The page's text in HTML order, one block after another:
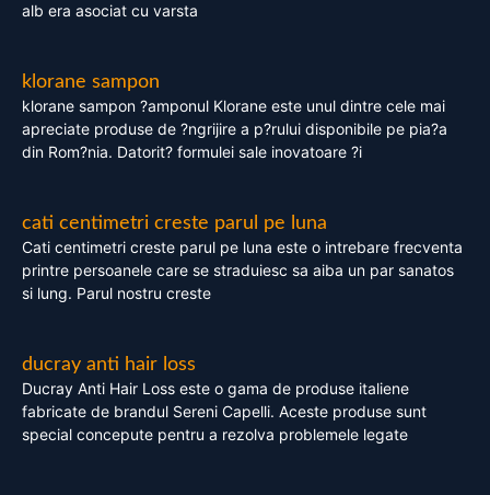
alb era asociat cu varsta
klorane sampon
klorane sampon ?amponul Klorane este unul dintre cele mai
apreciate produse de ?ngrijire a p?rului disponibile pe pia?a
din Rom?nia. Datorit? formulei sale inovatoare ?i
cati centimetri creste parul pe luna
Cati centimetri creste parul pe luna este o intrebare frecventa
printre persoanele care se straduiesc sa aiba un par sanatos
si lung. Parul nostru creste
ducray anti hair loss
Ducray Anti Hair Loss este o gama de produse italiene
fabricate de brandul Sereni Capelli. Aceste produse sunt
special concepute pentru a rezolva problemele legate